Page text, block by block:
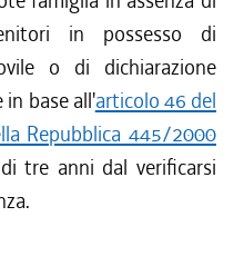
in possesso di
o di dichiarazione
base all'articolo 46 del
Repubblica 445/2000
tre anni dal verificarsi